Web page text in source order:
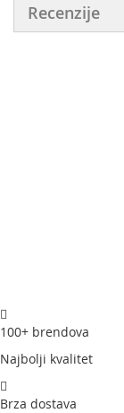
Recenzije
100+ brendova
Najbolji kvalitet
Brza dostava